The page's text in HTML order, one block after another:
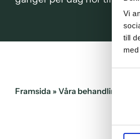
Vi
till
Framsida » Våra behandlingar